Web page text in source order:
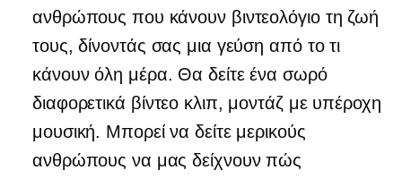
ανθρώπους που κάνουν βιντεολόγιο τη ζωή
τους, δίνοντάς σας μια γεύση από το τι
κάνουν όλη μέρα. Θα δείτε ένα σωρό
διαφορετικά βίντεο κλιπ, μοντάζ με υπέροχη
μουσική. Μπορεί να δείτε μερικούς
ανθρώπους να μας δείχνουν πώς